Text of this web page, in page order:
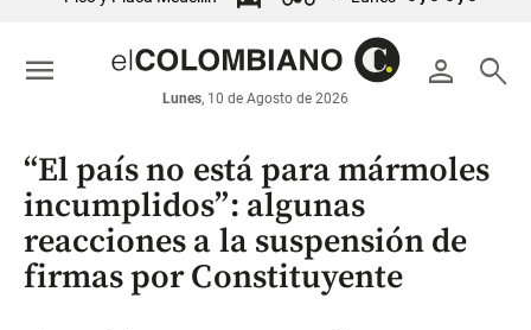
económicos
Colombia
person search
Lunes, 10 de Agosto de 2026
menu
“El país no está para mármoles
incumplidos”: algunas
reacciones a la suspensión de
firmas por Constituyente